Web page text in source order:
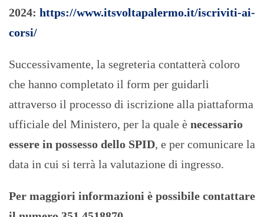
2024: https://www.itsvoltapalermo.it/iscriviti-ai-
corsi/
Successivamente, la segreteria contatterà coloro
che hanno completato il form per guidarli
attraverso il processo di iscrizione alla piattaforma
ufficiale del Ministero, per la quale è necessario
essere in possesso dello SPID, e per comunicare la
data in cui si terrà la valutazione di ingresso.
Per maggiori informazioni è possibile contattare